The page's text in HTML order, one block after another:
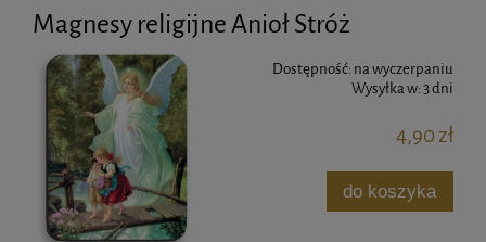
Magnesy religijne Anioł Stróż
Dostępność: na wyczerpaniu
Wysyłka w:3 dni
4,90 zł
do koszyka